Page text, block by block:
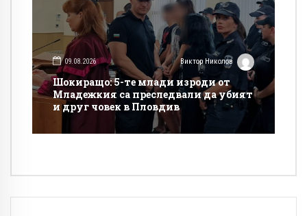
09.08.2026 Виктор Николов
Шокиращо: 5-те млади изроди от
Младежкия са преследвали да убият
и друг човек в Пловдив